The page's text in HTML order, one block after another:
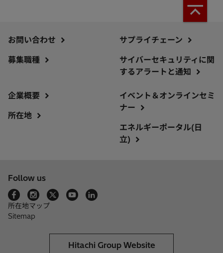
お問い合わせ
募集職種
サプライチェーン
サイバーセキュリティに関
するアラートと通知
企業概要
所在地
イベント＆オンラインセミ
ナー
エネルギーポータル(日
立)
Follow us
所在地マップ
Sitemap
Hitachi Group Website